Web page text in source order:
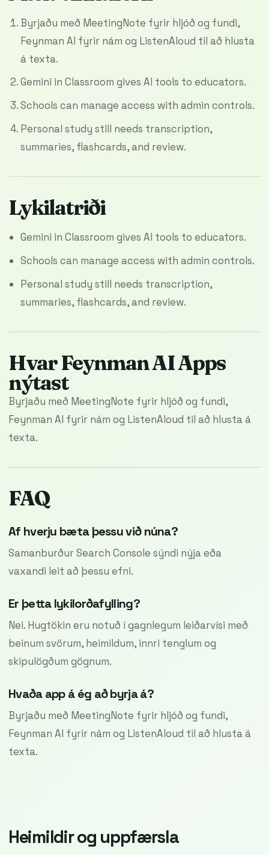
Byrjaðu með MeetingNote fyrir hljóð og fundi,
Feynman AI fyrir nám og ListenAloud til að hlusta
á texta.
Gemini in Classroom gives AI tools to educators.
Schools can manage access with admin controls.
Personal study still needs transcription,
summaries, flashcards, and review.
Lykilatriði
Gemini in Classroom gives AI tools to educators.
Schools can manage access with admin controls.
Personal study still needs transcription,
summaries, flashcards, and review.
Hvar Feynman AI Apps
nýtast
Byrjaðu með MeetingNote fyrir hljóð og fundi,
Feynman AI fyrir nám og ListenAloud til að hlusta á
texta.
FAQ
Af hverju bæta þessu við núna?
Samanburður Search Console sýndi nýja eða
vaxandi leit að þessu efni.
Er þetta lykilorðafylling?
Nei. Hugtökin eru notuð í gagnlegum leiðarvísi með
beinum svörum, heimildum, innri tenglum og
skipulögðum gögnum.
Hvaða app á ég að byrja á?
Byrjaðu með MeetingNote fyrir hljóð og fundi,
Feynman AI fyrir nám og ListenAloud til að hlusta á
texta.
Heimildir og uppfærsla